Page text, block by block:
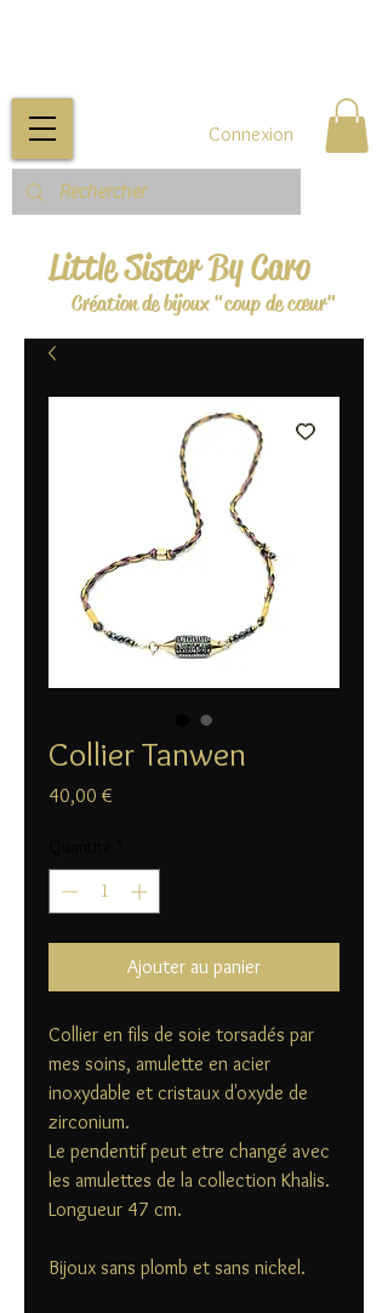
Little Sister By Caro
Création de bijoux "coup de cœur"
Connexion
Collier Tanwen
40,00 €
Ajouter au panier
Collier en fils de soie torsadés par
mes soins, amulette en acier
inoxydable et cristaux d'oxyde de
zirconium.
Le pendentif peut etre changé avec
les amulettes de la collection Khalis.
Longueur 47 cm.
Bijoux sans plomb et sans nickel.